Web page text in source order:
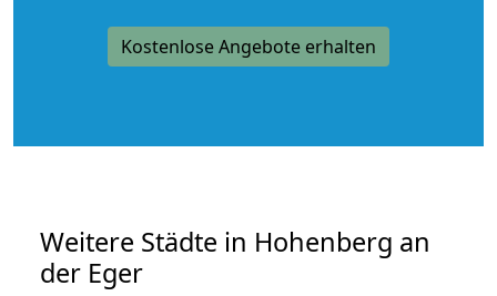
Kostenlose Angebote erhalten
Weitere Städte in Hohenberg an
der Eger